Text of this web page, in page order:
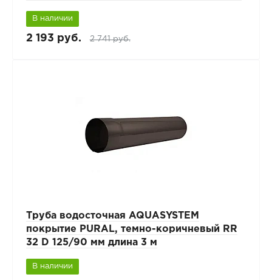
В наличии
2 193 руб. 2 741 руб.
Труба водосточная AQUASYSTEM
покрытие PURAL, темно-коричневый RR
32 D 125/90 мм длина 3 м
В наличии